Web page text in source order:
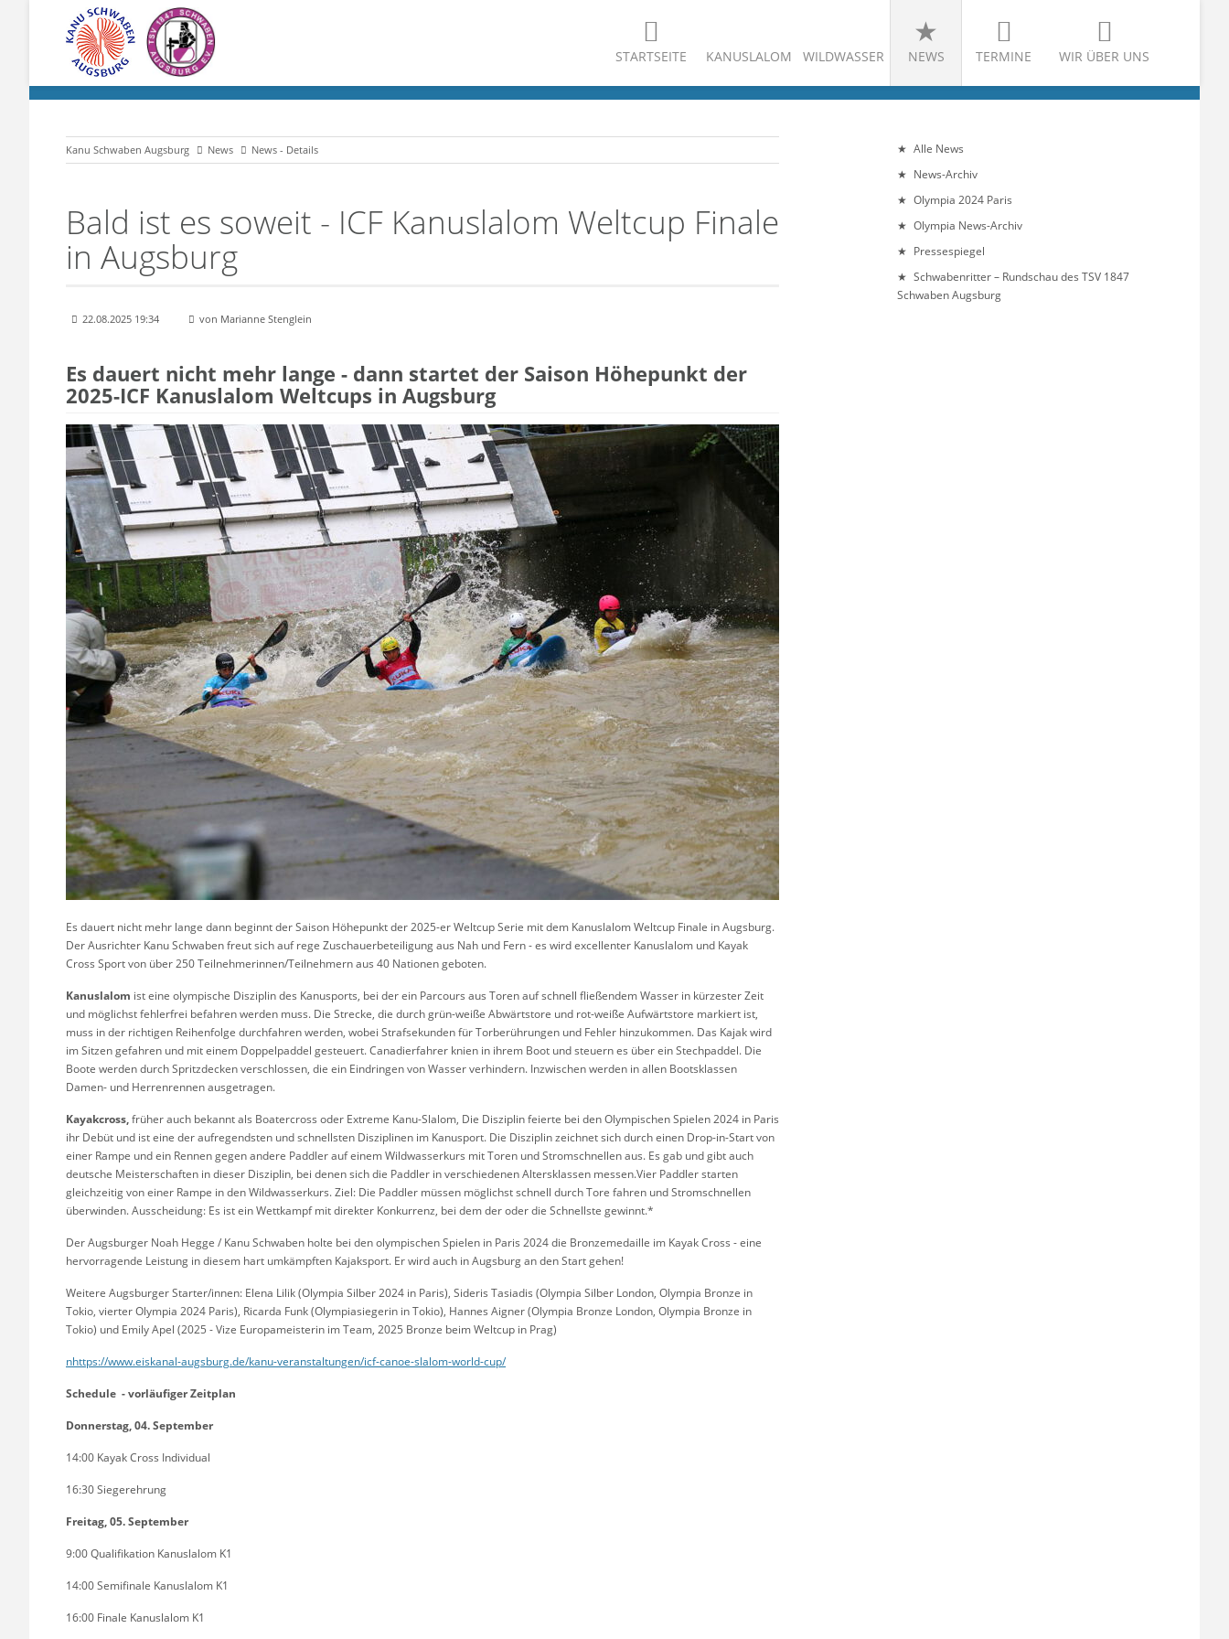
STARTSEITE KANUSLALOM WILDWASSER NEWS TERMINE WIR ÜBER UNS
Kanu Schwaben Augsburg News News - Details
Bald ist es soweit - ICF Kanuslalom Weltcup Finale
in Augsburg
22.08.2025 19:34 von Marianne Stenglein
Es dauert nicht mehr lange - dann startet der Saison Höhepunkt der
2025-ICF Kanuslalom Weltcups in Augsburg
Es dauert nicht mehr lange dann beginnt der Saison Höhepunkt der 2025-er Weltcup Serie mit dem Kanuslalom Weltcup Finale in Augsburg.
Der Ausrichter Kanu Schwaben freut sich auf rege Zuschauerbeteiligung aus Nah und Fern - es wird excellenter Kanuslalom und Kayak
Cross Sport von über 250 Teilnehmerinnen/Teilnehmern aus 40 Nationen geboten.
Kanuslalom ist eine olympische Disziplin des Kanusports, bei der ein Parcours aus Toren auf schnell fließendem Wasser in kürzester Zeit
und möglichst fehlerfrei befahren werden muss. Die Strecke, die durch grün-weiße Abwärtstore und rot-weiße Aufwärtstore markiert ist,
muss in der richtigen Reihenfolge durchfahren werden, wobei Strafsekunden für Torberührungen und Fehler hinzukommen. Das Kajak wird
im Sitzen gefahren und mit einem Doppelpaddel gesteuert. Canadierfahrer knien in ihrem Boot und steuern es über ein Stechpaddel. Die
Boote werden durch Spritzdecken verschlossen, die ein Eindringen von Wasser verhindern. Inzwischen werden in allen Bootsklassen
Damen- und Herrenrennen ausgetragen.
Kayakcross,früher auch bekannt als Boatercross oder Extreme Kanu-Slalom, Die Disziplin feierte bei den Olympischen Spielen 2024 in Paris
ihr Debüt und ist eine der aufregendsten und schnellsten Disziplinen im Kanusport. Die Disziplin zeichnet sich durch einen Drop-in-Start von
einer Rampe und ein Rennen gegen andere Paddler auf einem Wildwasserkurs mit Toren und Stromschnellen aus. Es gab und gibt auch
deutsche Meisterschaften in dieser Disziplin, bei denen sich die Paddler in verschiedenen Altersklassen messen.Vier Paddler starten
gleichzeitig von einer Rampe in den Wildwasserkurs. Ziel: Die Paddler müssen möglichst schnell durch Tore fahren und Stromschnellen
überwinden. Ausscheidung: Es ist ein Wettkampf mit direkter Konkurrenz, bei dem der oder die Schnellste gewinnt.*
Der Augsburger Noah Hegge / Kanu Schwaben holte bei den olympischen Spielen in Paris 2024 die Bronzemedaille im Kayak Cross - eine
hervorragende Leistung in diesem hart umkämpften Kajaksport. Er wird auch in Augsburg an den Start gehen!
Weitere Augsburger Starter/innen: Elena Lilik (Olympia Silber 2024 in Paris), Sideris Tasiadis (Olympia Silber London, Olympia Bronze in
Tokio, vierter Olympia 2024 Paris), Ricarda Funk (Olympiasiegerin in Tokio), Hannes Aigner (Olympia Bronze London, Olympia Bronze in
Tokio) und Emily Apel (2025 - Vize Europameisterin im Team, 2025 Bronze beim Weltcup in Prag)
nhttps://www.eiskanal-augsburg.de/kanu-veranstaltungen/icf-canoe-slalom-world-cup/
Schedule - vorläufiger Zeitplan
Donnerstag, 04. September
14:00 Kayak Cross Individual
16:30 Siegerehrung
Freitag, 05. September
9:00 Qualifikation Kanuslalom K1
14:00 Semifinale Kanuslalom K1
16:00 Finale Kanuslalom K1
Alle News
News-Archiv
Olympia 2024 Paris
Olympia News-Archiv
Pressespiegel
Schwabenritter – Rundschau des TSV 1847
Schwaben Augsburg